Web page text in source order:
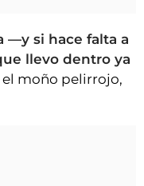
—y si hace falta a
llevo dentro ya
el moño pelirrojo,